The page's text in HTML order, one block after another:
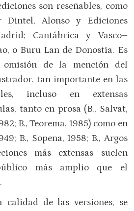
son reseñables, como
Dintel, Alonso y Ediciones
Cantábrica y Vasco–
o Buru Lan de Donostia. Es
de la mención del
tan importante en las
incluso en extensas
tanto en prosa (B., Salvat,
B., Teorema, 1985) como en
B., Sopena, 1958; B., Argos
más extensas suelen
más amplio que el
calidad de las versiones, se